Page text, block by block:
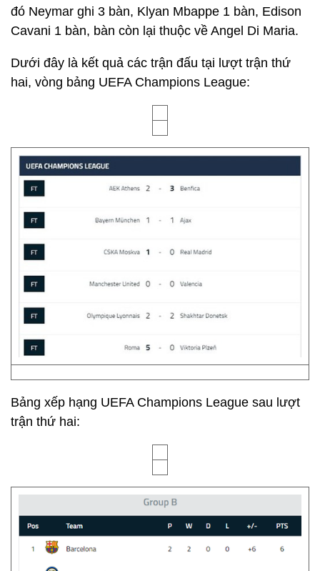
đó Neymar ghi 3 bàn, Klyan Mbappe 1 bàn, Edison
Cavani 1 bàn, bàn còn lại thuộc về Angel Di Maria.
Dưới đây là kết quả các trận đấu tại lượt trận thứ
hai, vòng bảng UEFA Champions League:
Bảng xếp hạng UEFA Champions League sau lượt
trận thứ hai: